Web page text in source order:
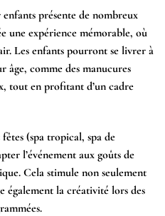
présente de nombreux
une expérience mémorable, où
Les enfants pourront se livrer à
âge, comme des manucures
tout en profitant d’un cadre
(spa tropical, spa de
l’événement aux goûts de
Cela stimule non seulement
également la créativité lors des